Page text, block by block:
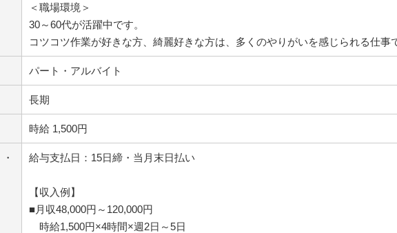
＜職場環境＞
30～60代が活躍中です。
コツコツ作業が好きな方、綺麗好きな方は、多くのやりがいを感じられる仕事
パート・アルバイト
長期
時給 1,500円
給与支払日：15日締・当月末日払い
【収入例】
■月収48,000円～120,000円
時給1,500円×4時間×週2日～5日